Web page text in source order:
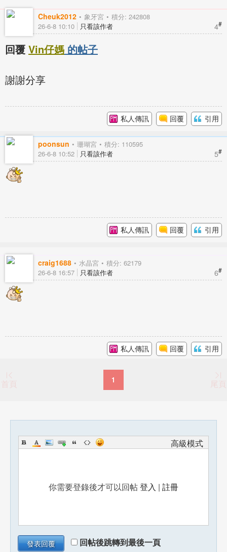
Cheuk2012 象牙宮 積分: 242808
4#
26-6-8 10:10 只看該作者
回覆 Vin仔媽 的帖子
謝謝分享
私人傳訊 回覆 引用
poonsun 珊瑚宮 積分: 110595
5#
26-6-8 10:52 只看該作者
私人傳訊 回覆 引用
craig1688 水晶宮 積分: 62179
6#
26-6-8 16:57 只看該作者
私人傳訊 回覆 引用
首頁 1 尾頁
高級模式
你需要登錄後才可以回帖登入 | 註冊
發表回覆 回帖後跳轉到最後一頁